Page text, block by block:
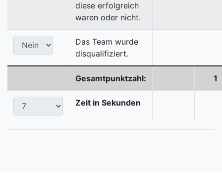
diese erfolgreich
waren oder nicht.
Das Team wurde
disqualifiziert.
Gesamtpunktzahl: 1
Zeit in Sekunden